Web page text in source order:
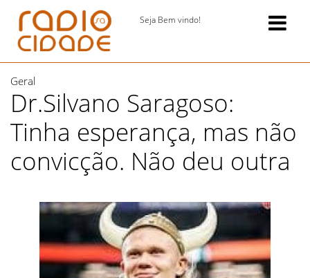
Seja Bem vindo!
Geral
Dr.Silvano Saragoso:
Tinha esperança, mas não
convicção. Não deu outra